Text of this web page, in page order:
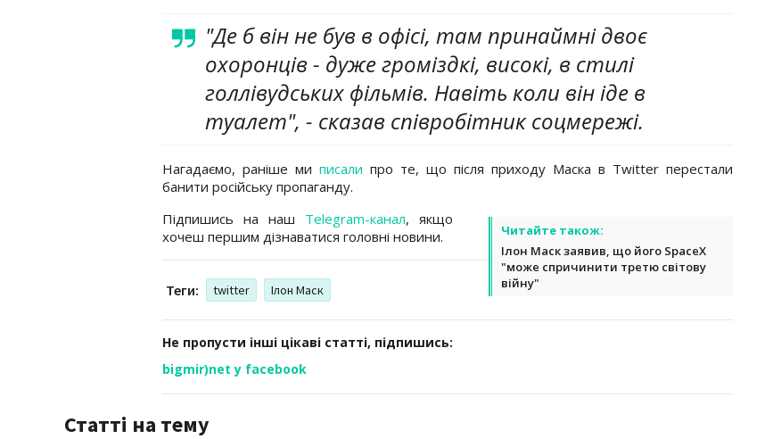
"Де б він не був в офісі, там принаймні двоє
охоронців - дуже громіздкі, високі, в стилі
голлівудських фільмів. Навіть коли він іде в
туалет", - сказав співробітник соцмережі.
Нагадаємо, раніше ми писали про те, що після приходу Маска в Twitter перестали
банити російську пропаганду.
Читайте також:
Ілон Маск заявив, що його SpaceX
"може спричинити третю світову
війну"
Підпишись на наш Telegram-канал, якщо
хочеш першим дізнаватися головні новини.
Теги: twitter Ілон Маск
Не пропусти інші цікаві статті, підпишись:
bigmir)net у facebook
Статті на тему